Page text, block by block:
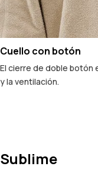
Cuello con botón
El cierre de doble botón
y la ventilación.
Sublime